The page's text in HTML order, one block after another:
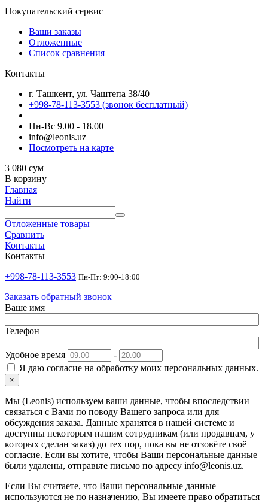
Покупательский сервис
Ваши заказы
Отложенные
Список сравнения
Контакты
г. Ташкент, ул. Чаштепа 38/40
+998-78-113-3553 (звонок бесплатный)
Пн-Вс 9.00 - 18.00
info@leonis.uz
Посмотреть на карте
3 080 сум
В корзину
Главная
Найти
Отложенные товары
Сравнить
Контакты
Контакты
+998-78-113-3553 Пн-Пт: 9:00-18:00
Заказать обратный звонок
Ваше имя
Телефон
Удобное время
-
Я даю согласие на обработку моих персональных данных.
×
Мы (Leonis) используем ваши данные, чтобы впоследствии
связаться с Вами по поводу Вашего запроса или для
обсуждения заказа. Данные хранятся в нашей системе и
доступны некоторым нашим сотрудникам (или продавцам, у
которых сделан заказ) до тех пор, пока вы не отзовёте своё
согласие. Если вы хотите, чтобы Ваши персональные данные
были удалены, отправьте письмо по адресу info@leonis.uz.
Если Вы считаете, что Ваши персональные данные
используются не по назначению, Вы имеете право обратиться